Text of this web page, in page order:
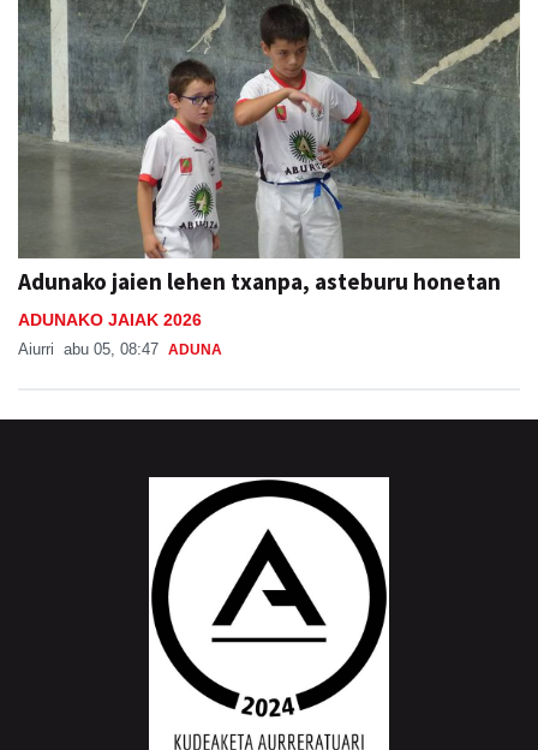
Adunako jaien lehen txanpa, asteburu honetan
ADUNAKO JAIAK 2026
Aiurri abu 05, 08:47 ADUNA